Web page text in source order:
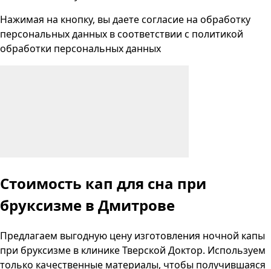
Нажимая на кнопку, вы даете согласие на обработку
персональных данных в соответствии с политикой
обработки персональных данных
Стоимость кап для сна при
бруксизме в Дмитрове
Предлагаем выгодную цену изготовления ночной капы
при бруксизме в клинике Тверской Доктор. Используем
только качественные материалы, чтобы получившаяся